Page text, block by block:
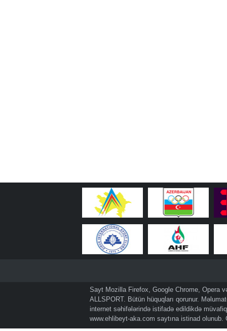
Sayt Mozilla Firefox, Google Chrome, Opera
ALLSPORT. Bütün hüquqları qorunur.
internet səhifələrində istifadə edildikdə
www.ehlibeyt-aka.com saytına istinad olunub.